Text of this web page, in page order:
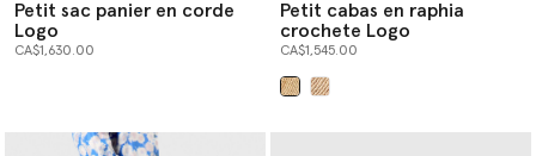
Petit sac panier en corde
Logo
CA$1,630.00
Petit cabas en raphia
crochete Logo
CA$1,545.00